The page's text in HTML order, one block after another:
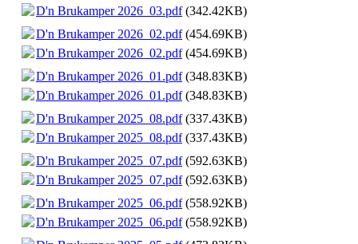
D'n Brukamper 2026_03.pdf(342.42KB)
D'n Brukamper 2026_02.pdf(454.69KB)
D'n Brukamper 2026_02.pdf(454.69KB)
D'n Brukamper 2026_01.pdf(348.83KB)
D'n Brukamper 2026_01.pdf(348.83KB)
D'n Brukamper 2025_08.pdf(337.43KB)
D'n Brukamper 2025_08.pdf(337.43KB)
D'n Brukamper 2025_07.pdf(592.63KB)
D'n Brukamper 2025_07.pdf(592.63KB)
D'n Brukamper 2025_06.pdf(558.92KB)
D'n Brukamper 2025_06.pdf(558.92KB)